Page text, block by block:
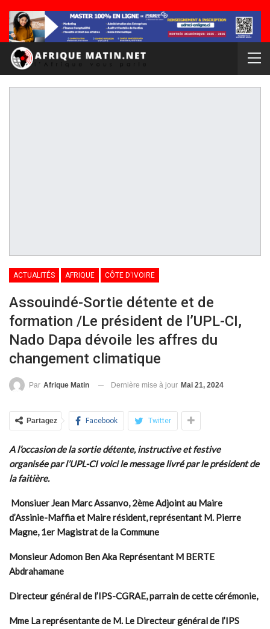
ACTUALITÉS AFRIQUE CÔTE D'IVOIRE
Assouindé-Sortie détente et de
formation /Le président de l’UPL-CI,
Nado Dapa dévoile les affres du
changement climatique
Par Afrique Matin Dernière mise à jour Mai 21, 2024
Partagez Facebook Twitter
A l’occasion de la sortie détente, instructive et festive
organisée par l’UPL-CI voici le message livré par le président de
la faitière.
MonsiuerJean Marc Assanvo, 2ème Adjoint au Maire
d’Assinie-Maffia et Maire résident, représentant M. Pierre
Magne, 1er Magistrat de la Commune
Monsieur Adomon Ben Aka Représentant M BERTE
Abdrahamane
Directeur général de l’IPS-CGRAE, parrain de cette cérémonie,
Mme La représentante de M. Le Directeur général de l’IPS